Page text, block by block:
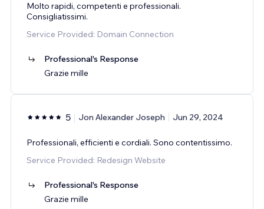
Molto rapidi, competenti e professionali.
Consigliatissimi.
Service Provided: Domain Connection
Professional's Response
Grazie mille
5 Jon Alexander Joseph Jun 29, 2024
Professionali, efficienti e cordiali. Sono contentissimo.
Service Provided: Redesign Website
Professional's Response
Grazie mille